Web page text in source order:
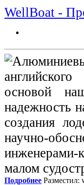
WellBoat -
основой
надежность
создания
научно-
инженерами-
малом
Подробнее Разместил: